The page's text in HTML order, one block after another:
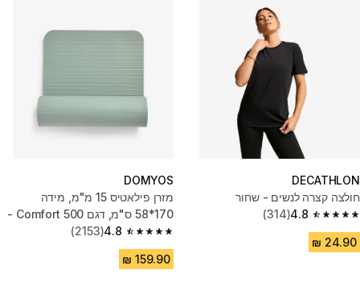
DECATHLON
חולצה קצרה לנשים - שחור
4.8
4.8 out of 5 stars from 314 reviews
(314)
DOMYOS
מזרן פילאטיס 15 מ"מ, מידה
170*58 ס"מ, דגם Comfort 500 -
ירוק
4.8
4.8 out of 5 stars from 2153 reviews
(2153)